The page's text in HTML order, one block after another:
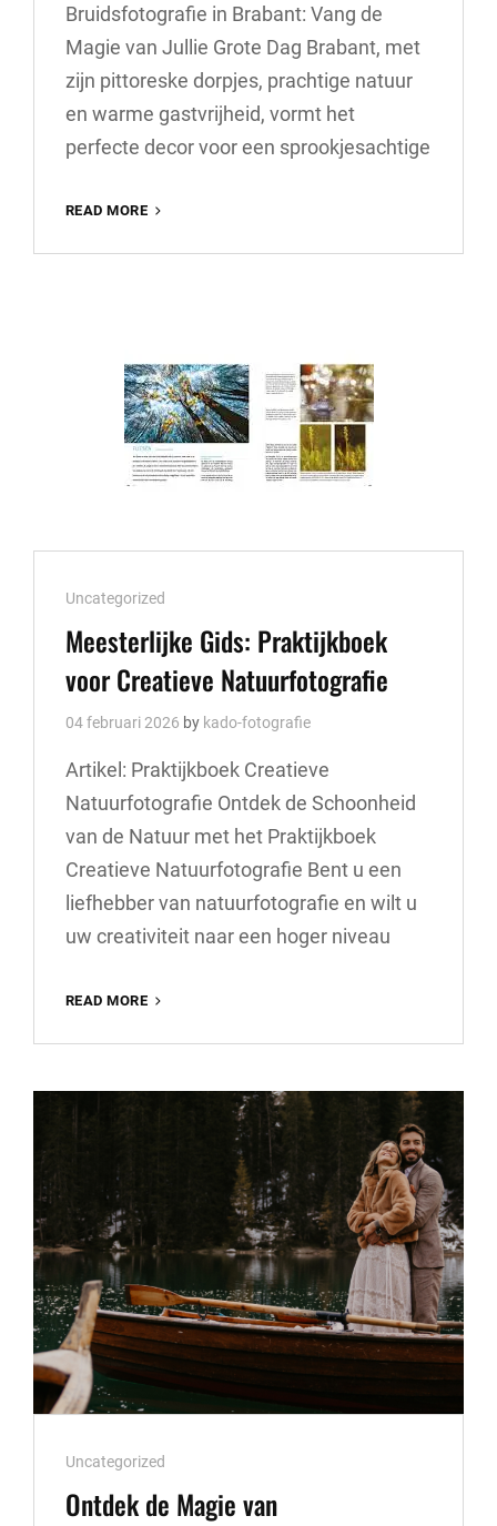
Bruidsfotografie in Brabant: Vang de
Magie van Jullie Grote Dag Brabant, met
zijn pittoreske dorpjes, prachtige natuur
en warme gastvrijheid, vormt het
perfecte decor voor een sprookjesachtige
READ MORE
IN
VAN
JULLIE
GROTE
DAG
Cat
Links
Uncategorized
Meesterlijke Gids: Praktijkboek
voor Creatieve Natuurfotografie
04 februari 2026 by kado-fotografie
Artikel: Praktijkboek Creatieve
Natuurfotografie Ontdek de Schoonheid
van de Natuur met het Praktijkboek
Creatieve Natuurfotografie Bent u een
liefhebber van natuurfotografie en wilt u
uw creativiteit naar een hoger niveau
READ MORE
PRAKTIJKBOEK
CREATIEVE
NATUURFOTOGRAFIE
Cat
Links
Uncategorized
Ontdek de Magie van